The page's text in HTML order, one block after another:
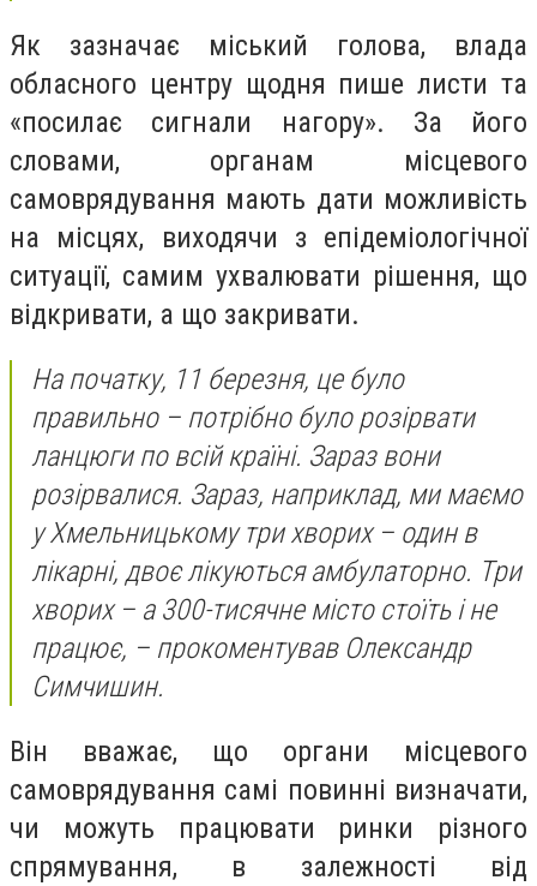
Як зазначає міський голова, влада
обласного центру щодня пише листи та
«посилає сигнали нагору». За його
словами, органам місцевого
самоврядування мають дати можливість
на місцях, виходячи з епідеміологічної
ситуації, самим ухвалювати рішення, що
відкривати, а що закривати.
На початку, 11 березня, це було
правильно – потрібно було розірвати
ланцюги по всій країні. Зараз вони
розірвалися. Зараз, наприклад, ми маємо
у Хмельницькому три хворих – один в
лікарні, двоє лікуються амбулаторно. Три
хворих – а 300-тисячне місто стоїть і не
працює, – прокоментував Олександр
Симчишин.
Він вважає, що органи місцевого
самоврядування самі повинні визначати,
чи можуть працювати ринки різного
спрямування, в залежності від